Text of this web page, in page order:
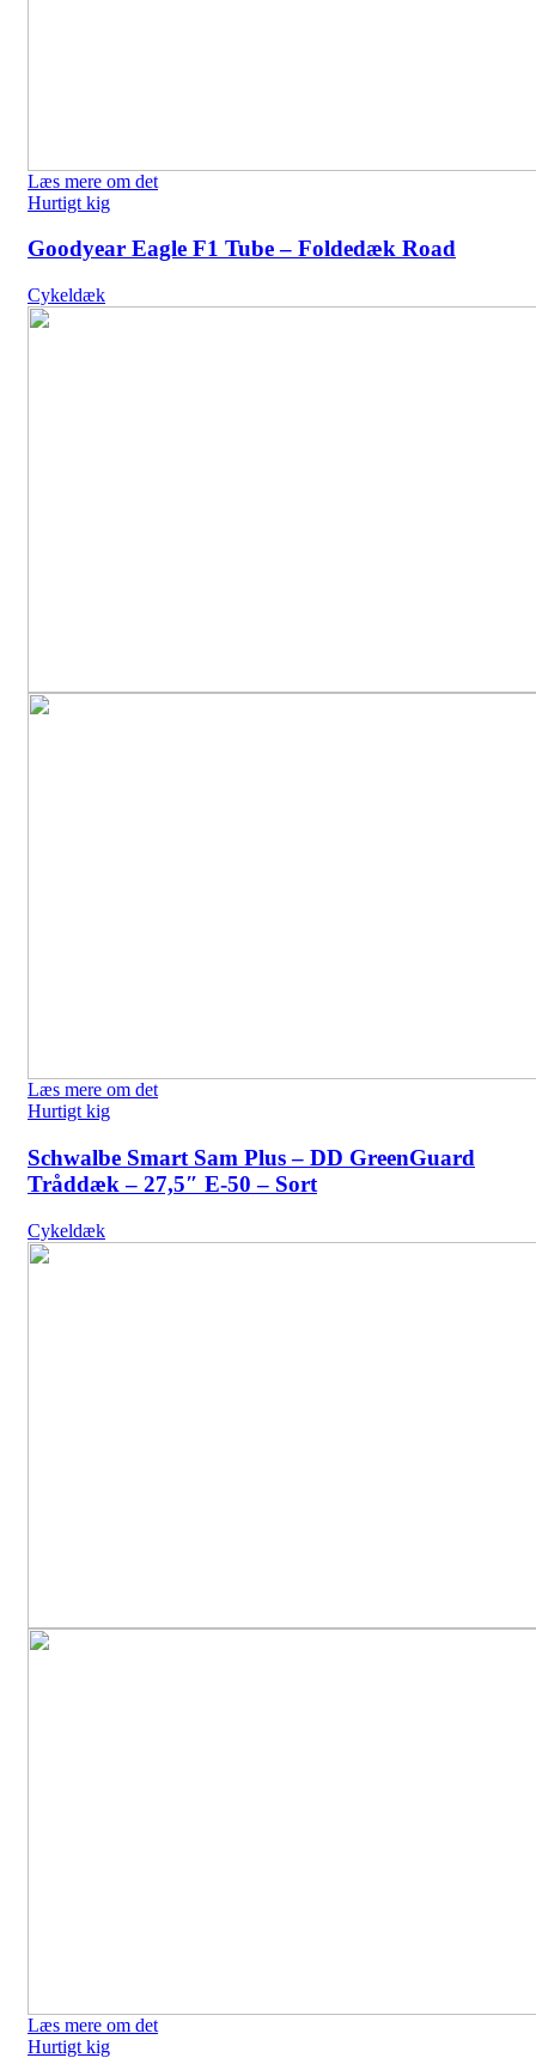
Læs mere om det
Hurtigt kig
Goodyear Eagle F1 Tube – Foldedæk Road
Cykeldæk
Læs mere om det
Hurtigt kig
Schwalbe Smart Sam Plus – DD GreenGuard
Tråddæk – 27,5″ E-50 – Sort
Cykeldæk
Læs mere om det
Hurtigt kig